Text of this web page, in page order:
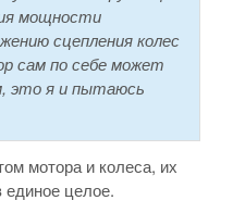
мощности
сцепления колес
сам по себе может
это я и пытаюсь
мотора и колеса, их
единое целое.